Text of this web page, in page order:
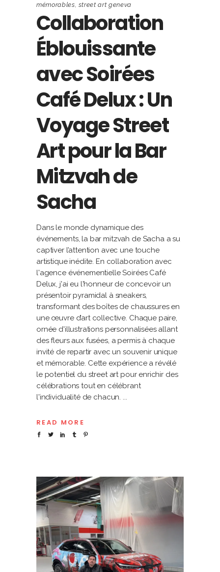
mémorables street art geneva
Collaboration
Éblouissante
avec Soirées
Café Delux : Un
Voyage Street
Art pour la Bar
Mitzvah de
Sacha
Dans le monde dynamique des
événements, la bar mitzvah de Sacha a su
captiver l’attention avec une touche
artistique inédite. En collaboration avec
l'agence événementielle Soirées Café
Delux, j'ai eu l'honneur de concevoir un
présentoir pyramidal à sneakers,
transformant des boîtes de chaussures en
une œuvre d’art collective. Chaque paire,
ornée d'illustrations personnalisées allant
des fleurs aux fusées, a permis à chaque
invité de repartir avec un souvenir unique
et mémorable. Cette expérience a révélé
le potentiel du street art pour enrichir des
célébrations tout en célébrant
l'individualité de chacun.
READ MORE